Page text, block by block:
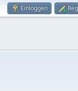
Einloggen